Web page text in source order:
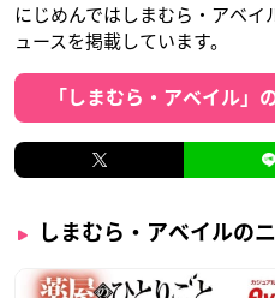
にじめんではしまむら・アベ
ュースを掲載しています。
「しまむら・アベイル」
しまむら・アベイルの